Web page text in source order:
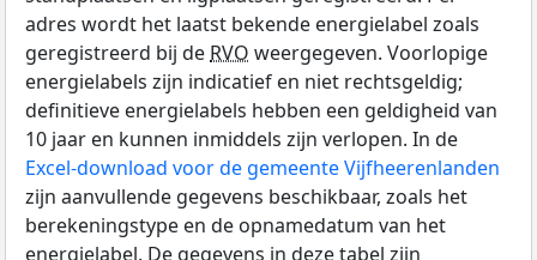
adres wordt het laatst bekende energielabel zoals
geregistreerd bij de RVO weergegeven. Voorlopige
energielabels zijn indicatief en niet rechtsgeldig;
definitieve energielabels hebben een geldigheid van
10 jaar en kunnen inmiddels zijn verlopen. In de
Excel-download voor de gemeente Vijfheerenlanden
zijn aanvullende gegevens beschikbaar, zoals het
berekeningstype en de opnamedatum van het
energielabel. De gegevens in deze tabel zijn